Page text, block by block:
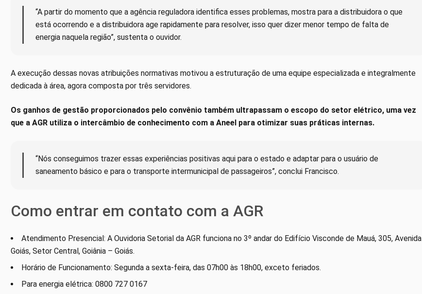
“A partir do momento que a agência reguladora identifica esses problemas, mostra para a distribuidora o que
está ocorrendo e a distribuidora age rapidamente para resolver, isso quer dizer menor tempo de falta de
energia naquela região”, sustenta o ouvidor.
A execução dessas novas atribuições normativas motivou a estruturação de uma equipe especializada e integralmente
dedicada à área, agora composta por três servidores.
Os ganhos de gestão proporcionados pelo convênio também ultrapassam o escopo do setor elétrico, uma vez
que a AGR utiliza o intercâmbio de conhecimento com a Aneel para otimizar suas práticas internas.
“Nós conseguimos trazer essas experiências positivas aqui para o estado e adaptar para o usuário de
saneamento básico e para o transporte intermunicipal de passageiros”, conclui Francisco.
Como entrar em contato com a AGR
Atendimento Presencial: A Ouvidoria Setorial da AGR funciona no 3º andar do Edifício Visconde de Mauá, 305, Avenida
Goiás, Setor Central, Goiânia – Goiás.
Horário de Funcionamento: Segunda a sexta-feira, das 07h00 às 18h00, exceto feriados.
Para energia elétrica: 0800 727 0167